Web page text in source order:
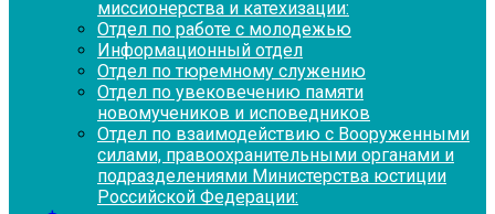
миссионерства и катехизации:
Отдел по работе с молодежью
Информационный отдел
Отдел по тюремному служению
Отдел по увековечению памяти
новомучеников и исповедников
Отдел по взаимодействию с Вооруженными
силами, правоохранительными органами и
подразделениями Министерства юстиции
Российской Федерации: